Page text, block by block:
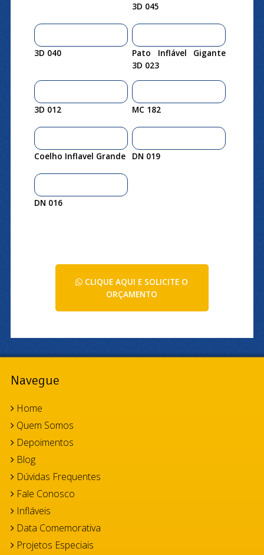
3D 045
3D 040
Pato Inflável Gigante
3D 023
3D 012 MC 182
Coelho Inflavel Grande DN 019
DN 016
CLIQUE AQUI E SOLICITE O
ORÇAMENTO
Navegue
Home
Quem Somos
Depoimentos
Blog
Dúvidas Frequentes
Fale Conosco
Infláveis
Data Comemorativa
Projetos Especiais